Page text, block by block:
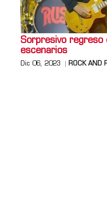
Sorpresivo regreso
escenarios
Dic 06, 2023 ROCK AND